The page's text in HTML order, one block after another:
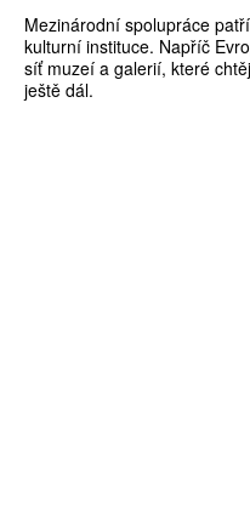
Mezinárodní spolupráce
kulturní instituce. Napříč
síť muzeí a galerií, které
ještě dál.